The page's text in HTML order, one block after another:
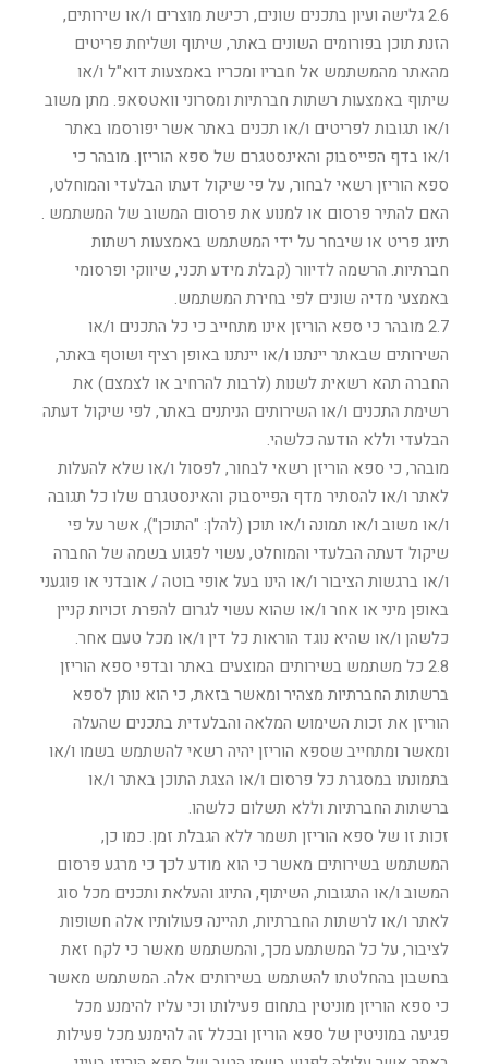
2.6 גלישה ועיון בתכנים שונים, רכישת מוצרים ו/או שירותים,
הזנת תוכן בפורומים השונים באתר, שיתוף ושליחת פריטים
מהאתר מהמשתמש אל חבריו ומכריו באמצעות דוא"ל ו/או
שיתוף באמצעות רשתות חברתיות ומסרוני וואטסאפ. מתן משוב
ו/או תגובות לפריטים ו/או תכנים באתר אשר יפורסמו באתר
ו/או בדף הפייסבוק והאינסטגרם של ספא הוריזן. מובהר כי
ספא הוריזן רשאי לבחור, על פי שיקול דעתו הבלעדי והמוחלט,
האם להתיר פרסום או למנוע את פרסום המשוב של המשתמש .
תיוג פריט או שיבחר על ידי המשתמש באמצעות רשתות
חברתיות. הרשמה לדיוור (קבלת מידע תכני, שיווקי ופרסומי
באמצעי מדיה שונים לפי בחירת המשתמש.
2.7 מובהר כי ספא הוריזן אינו מתחייב כי כל התכנים ו/או
השירותים שבאתר יינתנו ו/או יינתנו באופן רציף ושוטף באתר,
החברה תהא רשאית לשנות (לרבות להרחיב או לצמצם) את
רשימת התכנים ו/או השירותים הניתנים באתר, לפי שיקול דעתה
הבלעדי וללא הודעה כלשהי.
מובהר, כי ספא הוריזן רשאי לבחור, לפסול ו/או שלא להעלות
לאתר ו/או להסתיר מדף הפייסבוק והאינסטגרם שלו כל תגובה
ו/או משוב ו/או תמונה ו/או תוכן (להלן: "התוכן"), אשר על פי
שיקול דעתה הבלעדי והמוחלט, עשוי לפגוע בשמה של החברה
ו/או ברגשות הציבור ו/או הינו בעל אופי בוטה / אובדני או פוגעני
באופן מיני או אחר ו/או שהוא עשוי לגרום להפרת זכויות קניין
כלשהן ו/או שהיא נוגד הוראות כל דין ו/או מכל טעם אחר.
2.8 כל משתמש בשירותים המוצעים באתר ובדפי ספא הוריזן
ברשתות החברתיות מצהיר ומאשר בזאת, כי הוא נותן לספא
הוריזן את זכות השימוש המלאה והבלעדית בתכנים שהעלה
ומאשר ומתחייב שספא הוריזן יהיה רשאי להשתמש בשמו ו/או
בתמונתו במסגרת כל פרסום ו/או הצגת התוכן באתר ו/או
ברשתות החברתיות וללא תשלום כלשהו.
זכות זו של ספא הוריזן תשמר ללא הגבלת זמן. כמו כן,
המשתמש בשירותים מאשר כי הוא מודע לכך כי מרגע פרסום
המשוב ו/או התגובות, השיתוף, התיוג והעלאת ותכנים מכל סוג
לאתר ו/או לרשתות החברתיות, תהיינה פעולותיו אלה חשופות
לציבור, על כל המשתמע מכך, והמשתמש מאשר כי לקח זאת
בחשבון בהחלטתו להשתמש בשירותים אלה. המשתמש מאשר
כי ספא הוריזן מוניטין בתחום פעילותו וכי עליו להימנע מכל
פגיעה במוניטין של ספא הוריזן ובכלל זה להימנע מכל פעילות